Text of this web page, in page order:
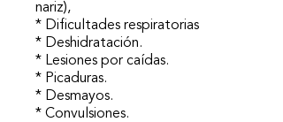
nariz),
* Dificultades respiratorias
* Deshidratación.
* Lesiones por caídas.
* Picaduras.
* Desmayos.
* Convulsiones.